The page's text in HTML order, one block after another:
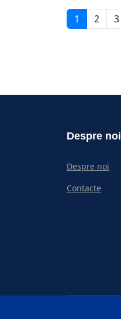
1 2 3
Despre noi
Despre noi
Contacte